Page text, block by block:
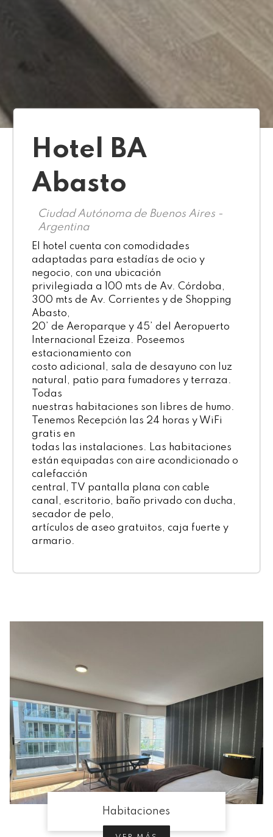
Hotel BA
Abasto
Ciudad Autónoma de Buenos Aires -
Argentina
El hotel cuenta con comodidades
adaptadas para estadías de ocio y
negocio, con una ubicación
privilegiada a 100 mts de Av. Córdoba,
300 mts de Av. Corrientes y de Shopping
Abasto,
20’ de Aeroparque y 45’ del Aeropuerto
Internacional Ezeiza. Poseemos
estacionamiento con
costo adicional, sala de desayuno con luz
natural, patio para fumadores y terraza.
Todas
nuestras habitaciones son libres de humo.
Tenemos Recepción las 24 horas y WiFi
gratis en
todas las instalaciones. Las habitaciones
están equipadas con aire acondicionado o
calefacción
central, TV pantalla plana con cable
canal, escritorio, baño privado con ducha,
secador de pelo,
artículos de aseo gratuitos, caja fuerte y
armario.
Habitaciones